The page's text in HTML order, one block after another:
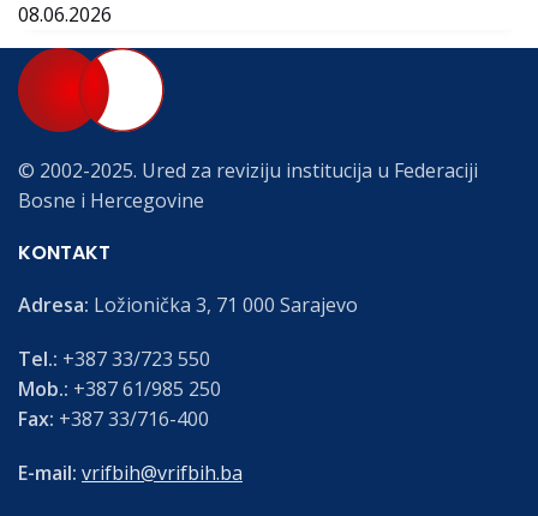
08.06.2026
© 2002-2025. Ured za reviziju institucija u Federaciji
Bosne i Hercegovine
KONTAKT
Adresa: Ložionička 3, 71 000 Sarajevo
Tel.: +387 33/723 550
Mob.: +387 61/985 250
Fax: +387 33/716-400
E-mail: vrifbih@vrifbih.ba